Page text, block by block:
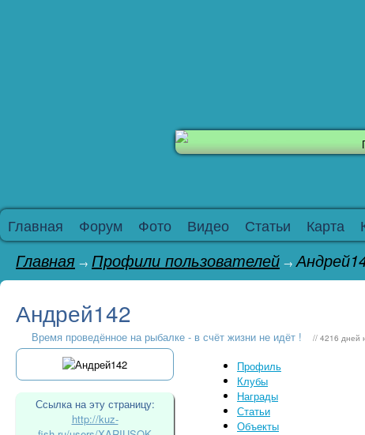
Главная Форум Фото Видео Статьи Карта
Главная → Профили пользователей →
Андрей142
Время проведённое на рыбалке - в счёт жизни не идёт ! // 4216 дней
Ссылка на эту страницу:
http://kuz-
Профиль
Клубы
Награды
Статьи
Объекты